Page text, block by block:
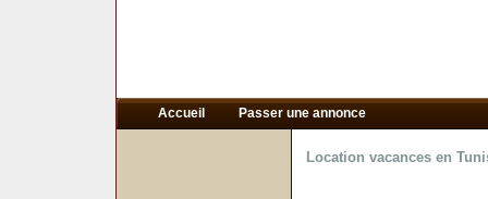
Accueil Passer une annonce
Location vacances en